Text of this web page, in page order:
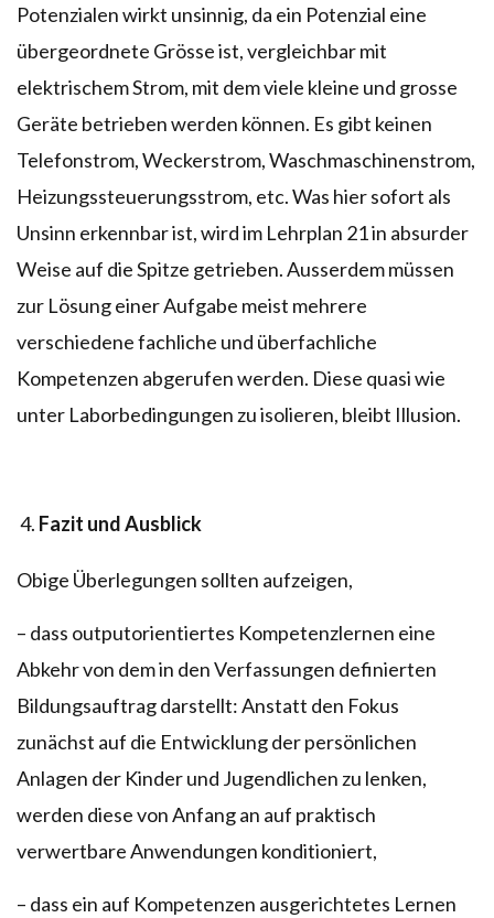
Potenzialen wirkt unsinnig, da ein Potenzial eine
übergeordnete Grösse ist, vergleichbar mit
elektrischem Strom, mit dem viele kleine und grosse
Geräte betrieben werden können. Es gibt keinen
Telefonstrom, Weckerstrom, Waschmaschinenstrom,
Heizungssteuerungsstrom, etc. Was hier sofort als
Unsinn erkennbar ist, wird im Lehrplan 21 in absurder
Weise auf die Spitze getrieben. Ausserdem müssen
zur Lösung einer Aufgabe meist mehrere
verschiedene fachliche und überfachliche
Kompetenzen abgerufen werden. Diese quasi wie
unter Laborbedingungen zu isolieren, bleibt Illusion.
Fazit und Ausblick
Obige Überlegungen sollten aufzeigen,
– dass outputorientiertes Kompetenzlernen eine
Abkehr von dem in den Verfassungen definierten
Bildungsauftrag darstellt: Anstatt den Fokus
zunächst auf die Entwicklung der persönlichen
Anlagen der Kinder und Jugendlichen zu lenken,
werden diese von Anfang an auf praktisch
verwertbare Anwendungen konditioniert,
– dass ein auf Kompetenzen ausgerichtetes Lernen